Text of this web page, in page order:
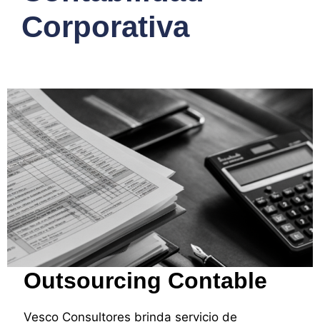
Corporativa
Outsourcing Contable
Vesco Consultores brinda servicio de